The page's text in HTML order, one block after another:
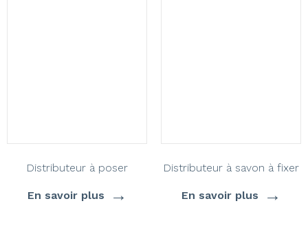
Distributeur à poser
En savoir plus →
Distributeur à savon à fixer
En savoir plus →